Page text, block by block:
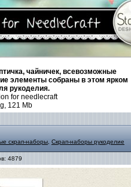
чайничек, всевозможные
элементы собраны в этом ярком
рукоделия.
for needlecraft
121 Mb
скрап-наборы Скрап-наборы рукоделие
4879